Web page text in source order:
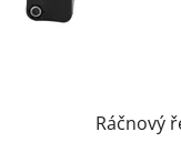
Ráčnový